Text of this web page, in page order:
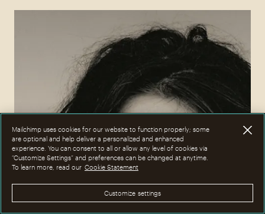
Mailchimp uses cookies for our website to function properly; some
are optional and help deliver a personalized and enhanced
experience. You can consent to all or allow any level of cookies via
“Customize Settings” and preferences can be changed at anytime.
To learn more, read our Cookie Statement
Customize settings